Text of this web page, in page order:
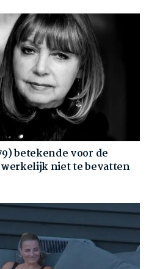
betekende voor de
niet te bevatten